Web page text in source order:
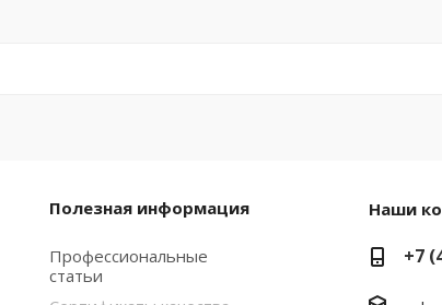
Полезная информация
Профессиональные
статьи
Наши
+7